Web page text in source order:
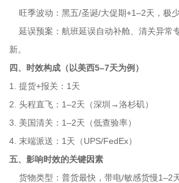
旺季波动：黑五/圣诞/大促期+1–2天，极少
延误预案：航班延误自动补舱、清关异常
新。
四、时效构成（以美西5–7天为例）
1. 提货+报关：1天
2. 头程直飞：1–2天（深圳→洛杉矶）
3. 美国清关：1–2天（低查验率）
4. 末端派送：1天（UPS/FedEx）
五、影响时效的关键因素
货物类型：普货最快，带电/敏感货慢1–2天